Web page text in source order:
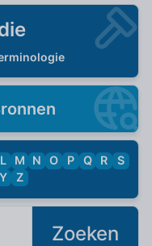
L M N O P Q R
S
Y Z
Zoeken